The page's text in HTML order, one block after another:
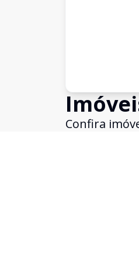
Confira